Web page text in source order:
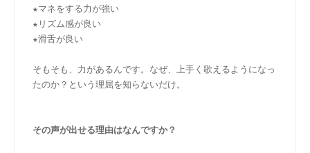
★マネをする力が強い
★リズム感が良い
★滑舌が良い
そもそも、力があるんです。なぜ、上手く歌えるようになっ
たのか？という理屈を知らないだけ。
その声が出せる理由はなんですか？